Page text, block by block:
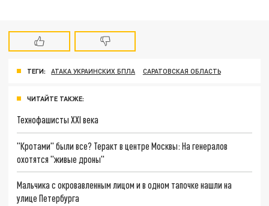
ТЕГИ: АТАКА УКРАИНСКИХ БПЛА САРАТОВСКАЯ ОБЛАСТЬ
ЧИТАЙТЕ ТАКЖЕ:
Технофашисты XXI века
"Кротами" были все? Теракт в центре Москвы: На генералов
охотятся "живые дроны"
Мальчика с окровавленным лицом и в одном тапочке нашли на
улице Петербурга